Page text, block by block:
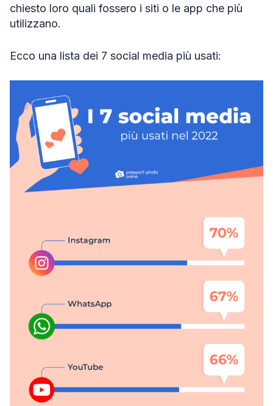
chiesto loro quali fossero i siti o le app che più
utilizzano.
Ecco una lista dei 7 social media più usati: